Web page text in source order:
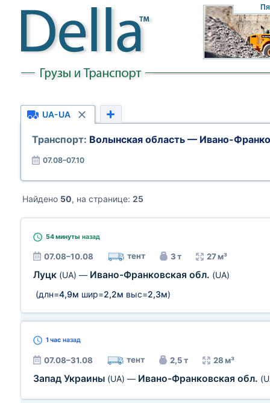
UA-UA
Транспорт: Волынская область — Ивано-
07.08–07.10
Найдено 50, на странице: 25
54 минуты назад
07.08–10.08 тент 3 т 27 м³
Луцк (UA) — Ивано-Франковская обл. (UA)
(длн=4,9м шир=2,2м выс=2,3м)
1 час назад
07.08–31.08 тент 2,5 т 28 м³
Запад Украины (UA) — Ивано-Франковская обл.